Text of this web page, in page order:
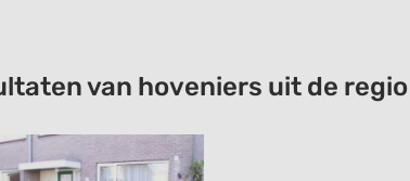
van hoveniers uit de